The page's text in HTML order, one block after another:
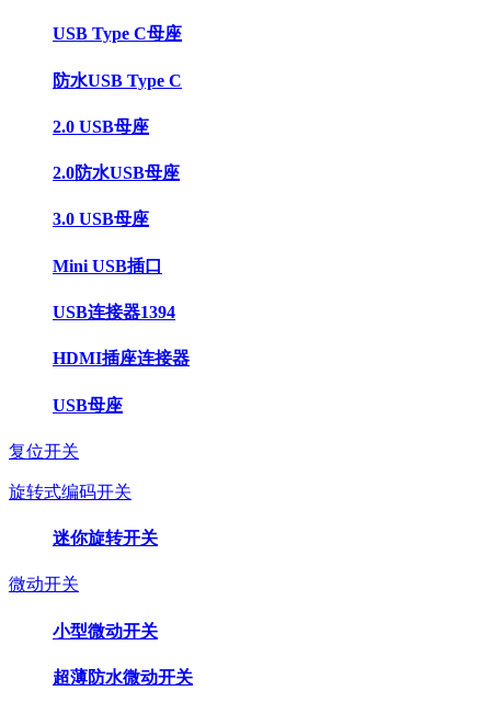
USB Type C母座
防水USB Type C
2.0 USB母座
2.0防水USB母座
3.0 USB母座
Mini USB插口
USB连接器1394
HDMI插座连接器
USB母座
复位开关
旋转式编码开关
迷你旋转开关
微动开关
小型微动开关
超薄防水微动开关